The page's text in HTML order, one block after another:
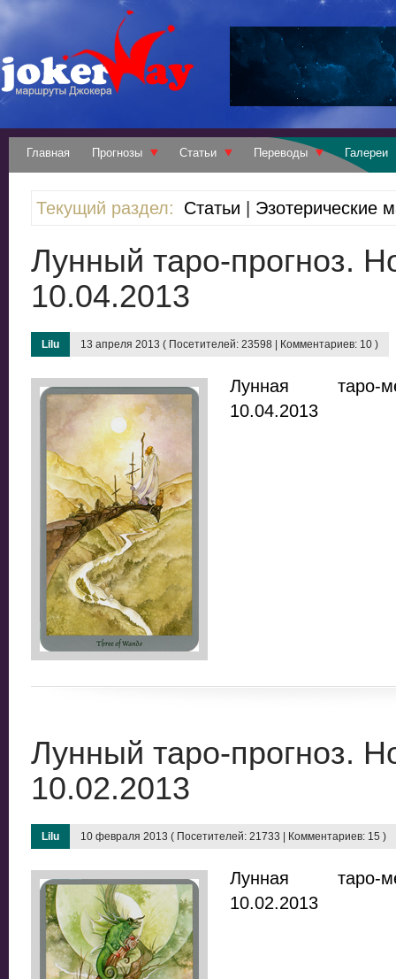
Главная Прогнозы Статьи Переводы Галереи
Текущий раздел: Статьи Эзотерические
Лунный таро-прогноз.
10.04.2013
Lilu 13 апреля 2013 ( Посетителей: 23598 | Комментариев: 10 )
Лунная таро-
10.04.2013
Лунный таро-прогноз.
10.02.2013
Lilu 10 февраля 2013 ( Посетителей: 21733 | Комментариев: 15 )
Лунная таро-
10.02.2013